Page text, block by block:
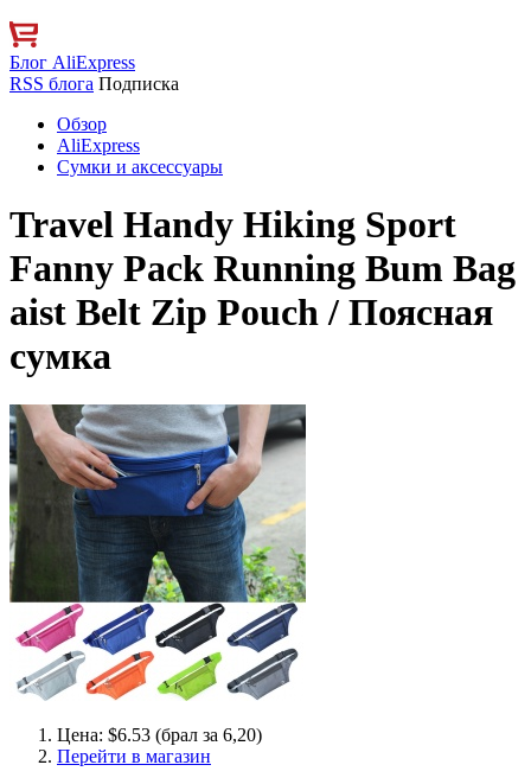
Блог AliExpress
RSS блога Подписка
Обзор
AliExpress
Сумки и аксессуары
Travel Handy Hiking Sport
Fanny Pack Running Bum Bag
aist Belt Zip Pouch / Поясная
сумка
Цена: $6.53 (брал за 6,20)
Перейти в магазин